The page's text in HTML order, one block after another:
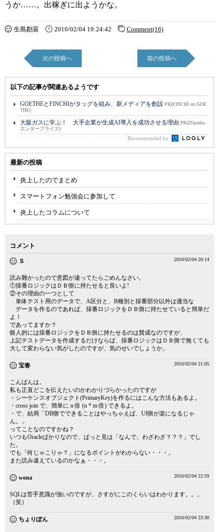
うか……。出稼ぎに出ようかな。
生島勘富 2010/02/04 19:24:42 Comment(16)
次の投稿へ 前の投稿へ
以下の記事が関連あるようです
GOETHEとFINCHIがタッグを組み、新メディアを創設 PR(FINCHI on GOE
THE)
大阪ガスに学ぶ！ 大手企業が生成AI導入を成功させる理由 PR(ITmedia
エンタープライズ)
Recommended by
最新の投稿
炎上したのでまとめ
スマートフォン勉強会に参加して
炎上したコラムについて
コメント
Ｓ 2010/02/04 20:14
読み難かったので意図が違ってたらごめんなさい。
①採番ロジックはＤＢ側に持たせると良いよ!
②その理由の一つとして
単体テスト用のデータで、A区分と、B種別と採番部分以外は適当な
データを作るのであれば、採番ロジックをＤＢ側に持たせていると簡単だ
よ！
であってますか？
個人的には採番ロジックをＤＢ側に持たせるのは賛成なのですが、
上記テストデータを作成するだけならば、採番ロジックはＤＢ側で無くても
大して変わらない気がしたのですが、気のせいでしょうか。
宝春 2010/02/04 21:05
こんばんは。
私も正直どこを伝えたいのかわかりづらかったのですが
・シーケンスオブジェクト(PrimaryKey)を作るにはこんな方法もあるよ。
・cross join で、簡単に n 倍 (n * m 倍) できるよ。
・で、結局「DB側でできることはやっちゃえば、UI側が楽になるじゃ
ん。」
ってことなのですかね？
いつもOracleばかりなので、ぱっと見は「なんで、わざわざ？？？」でし
た。
でも「何じゃこりゃ？」になるポイントがわからない・・・。
また読み違えているのかなぁ・・・。
wona 2010/02/04 22:59
SQLは苦手意識が強いのですが、さすがにこのくらいはわかります。。。
（笑）
ちょりぽん 2010/02/04 23:30